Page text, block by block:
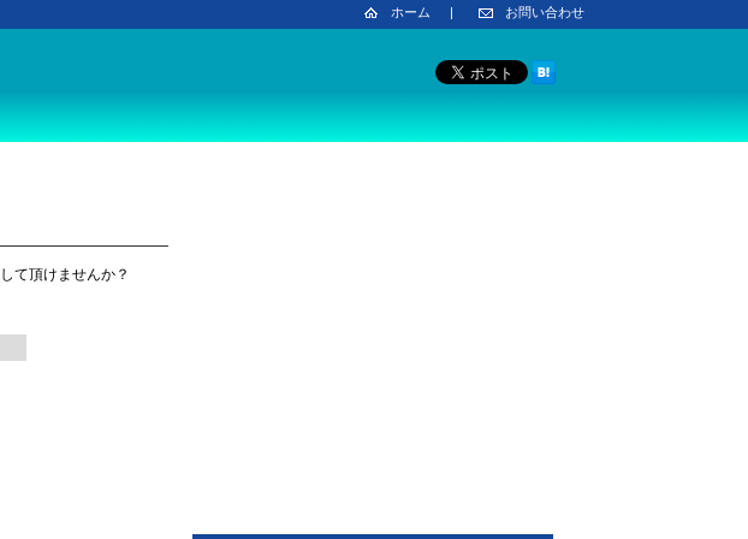
ホーム | お問い合わせ
して頂けませんか？